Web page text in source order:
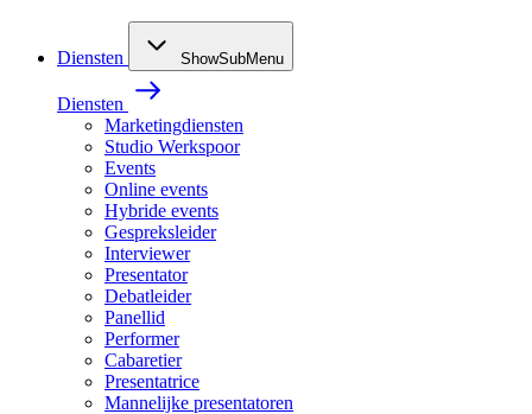
Diensten ShowSubMenu
Diensten
Marketingdiensten
Studio Werkspoor
Events
Online events
Hybride events
Gespreksleider
Interviewer
Presentator
Debatleider
Panellid
Performer
Cabaretier
Presentatrice
Mannelijke presentatoren